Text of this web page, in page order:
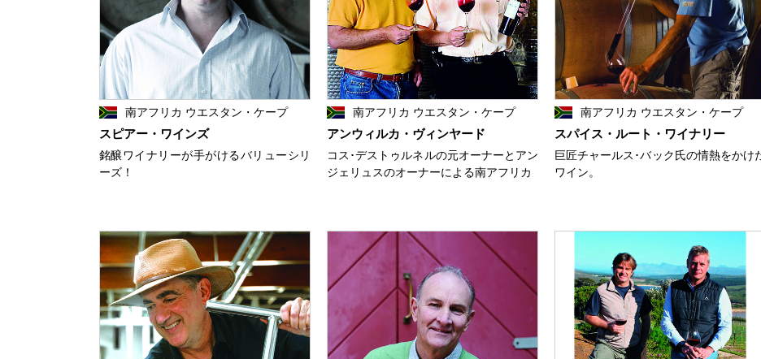
南アフリカ ウエスタン・ケープ
スピアー・ワインズ
銘醸ワイナリーが手がけるバリューシリ
ーズ！
南アフリカ ウエスタン・ケープ
アンウィルカ・ヴィンヤード
コス･デストゥルネルの元オーナーとアン
ジェリュスのオーナーによる南アフリカ
南アフリカ ウエスタン・ケープ
スパイス・ルート・ワイナリー
巨匠チャールス･バック氏の情熱をかけ
ワイン。